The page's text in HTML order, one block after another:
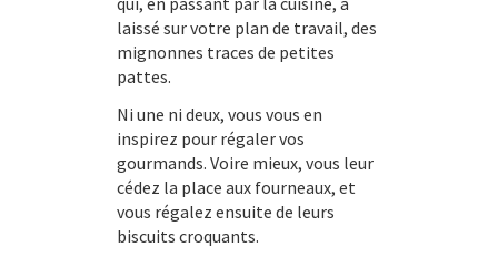
laissé sur votre plan de travail, des
mignonnes traces de petites
pattes.
Ni une ni deux, vous vous en
inspirez pour régaler vos
gourmands. Voire mieux, vous leur
cédez la place aux fourneaux, et
vous régalez ensuite de leurs
biscuits croquants.